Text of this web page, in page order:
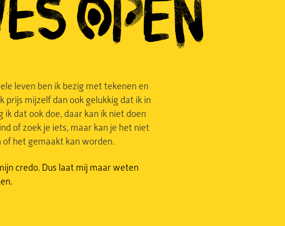
leven ben ik bezig met tekenen en
prijs mijzelf dan ook gelukkig dat ik in
dat ook doe, daar kan ik niet doen
of zoek je iets, maar kan je het niet
het gemaakt kan worden.
credo. Dus laat mij maar weten